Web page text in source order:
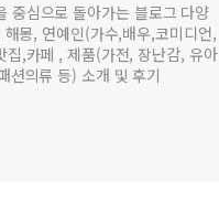
중심으로 돌아가는 블로그 다양
몽, 연예인(가수,배우,코미디언,
집,카페 , 제품(가전, 장난감, 유아
션의류 등) 소개 및 후기